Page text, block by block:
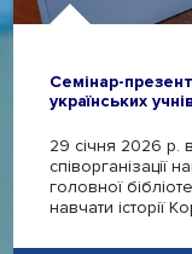
Семінар-
українських
29 січня 2026 р.
співорганізації
головної
навчати історії